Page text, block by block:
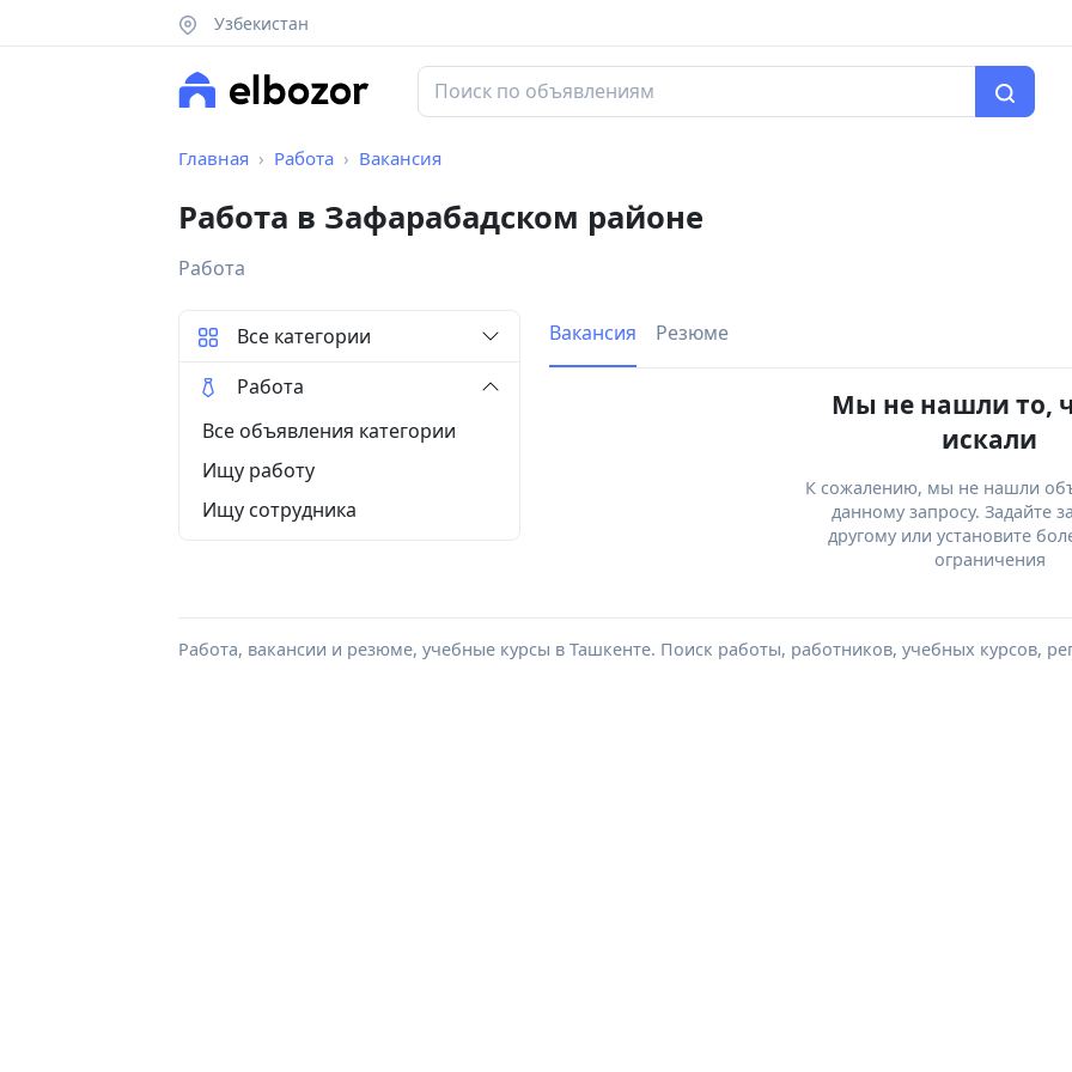
Узбекистан
Главная Работа Вакансия
Работа в Зафарабадском районе
Работа
Вакансия Резюме
Мы не нашли то,
искали
К сожалению, мы не нашли
данному запросу. Задайте
другому или установите
ограничения
Все категории
Работа
Все объявления категории
Ищу работу
Ищу сотрудника
Работа, вакансии и резюме, учебные курсы в Ташкенте. Поиск работы, работников, учебных курсов,